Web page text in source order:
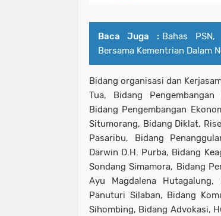
Baca Juga : Bahas PSN,
Bersama Kementrian Dalam
Bidang organisasi dan
Tua, Bidang
Bidang Pengembangan
Situmorang, Bidang Diklat,
Pasaribu, Bidang
Darwin D.H. Purba, Bidang
Sondang Simamora, Bidang
Ayu Magdalena
Panuturi Silaban, Bidang
Sihombing, Bidang Advokasi,